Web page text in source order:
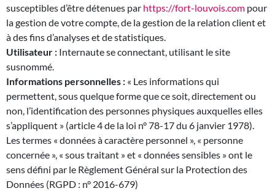
susceptibles d’être détenues par https://fort-louvois.com pour
la gestion de votre compte, de la gestion de la relation client et
à des fins d’analyses et de statistiques.
Utilisateur : Internaute se connectant, utilisant le site
susnommé.
Informations personnelles : « Les informations qui
permettent, sous quelque forme que ce soit, directement ou
non, l’identification des personnes physiques auxquelles elles
s’appliquent » (article 4 de la loi n° 78-17 du 6 janvier 1978).
Les termes « données à caractère personnel », « personne
concernée », « sous traitant » et « données sensibles » ont le
sens défini par le Règlement Général sur la Protection des
Données (RGPD : n° 2016-679)